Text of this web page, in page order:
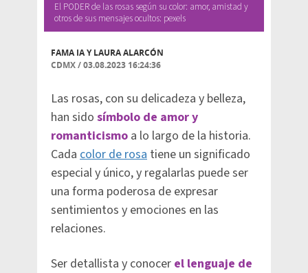
El PODER de las rosas según su color: amor, amistad y
otros de sus mensajes ocultos: pexels
FAMA IA YLAURA ALARCÓN
CDMX/03.08.2023 16:24:36
Las rosas, con su delicadeza y belleza,
han sido símbolo de amor y
romanticismo a lo largo de la historia.
Cada color de rosa tiene un significado
especial y único, y regalarlas puede ser
una forma poderosa de expresar
sentimientos y emociones en las
relaciones.
Ser detallista y conocer el lenguaje de